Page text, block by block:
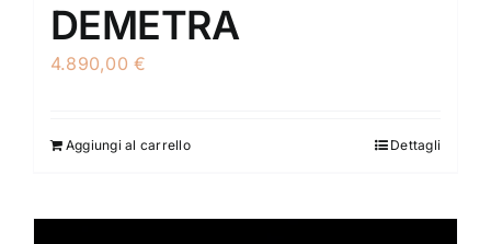
DEMETRA
4.890,00€
Aggiungi al carrello Dettagli